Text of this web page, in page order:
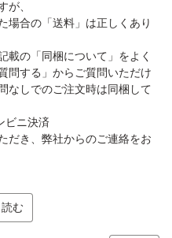
が、
場合の「送料」は正しくあり
載の「同梱について」をよく
問する」からご質問いただけ
なしでのご注文時は同梱して
ビニ決済
だき、弊社からのご連絡をお
む